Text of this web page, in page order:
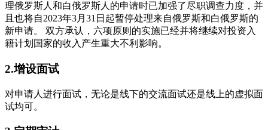
理俄罗斯人和白俄罗斯人的申请时已加强了尽职调查力度，并
且也将自2023年3月31日起暂停处理来自俄罗斯和白俄罗斯的
新申请。 双方承认，六项原则的实施已经并将继续对投资入
籍计划国家的收入产生重大不利影响。
2.增设面试
对申请人进行面试，无论是线下的交流面试还是线上的虚拟面
试均可。